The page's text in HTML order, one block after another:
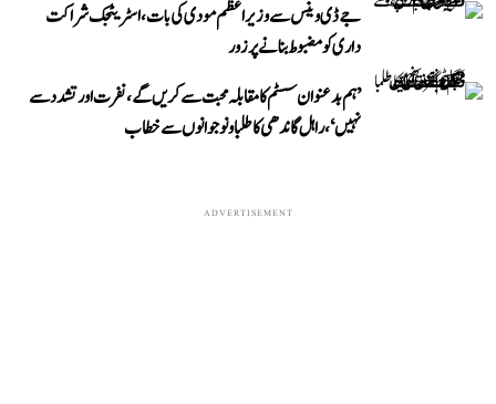
جے ڈی وینس سے وزیر اعظم مودی کی بات، اسٹریٹجک شراکت
داری کو مضبوط بنانے پر زور
’ہم بدعنوان سسٹم کا مقابلہ محبت سے کریں گے، نفرت اور تشدد سے
نہیں‘، راہل گاندھی کا طلبا و نوجوانوں سے خطاب
ADVERTISEMENT